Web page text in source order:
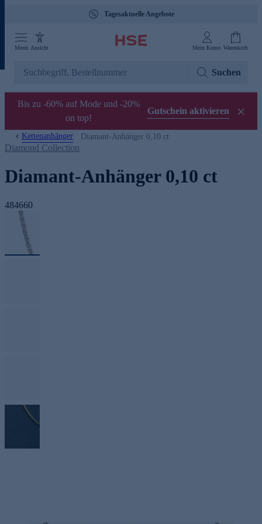
Tagesaktuelle Angebote
Menü Ansicht Mein Konto Warenkorb
Suchen
Bis zu -60% auf Mode und -20%
on top!
Gutschein aktivieren
Kettenanhänger Diamant-Anhänger 0,10 ct
Diamond Collection
Diamant-Anhänger 0,10 ct
484660